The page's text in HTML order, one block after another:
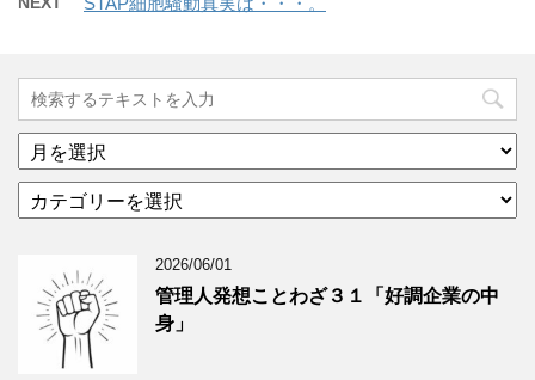
ア
ー
イ
テ
ー
2026/06/01
管理人発想ことわざ３１「好調企業の中
身」